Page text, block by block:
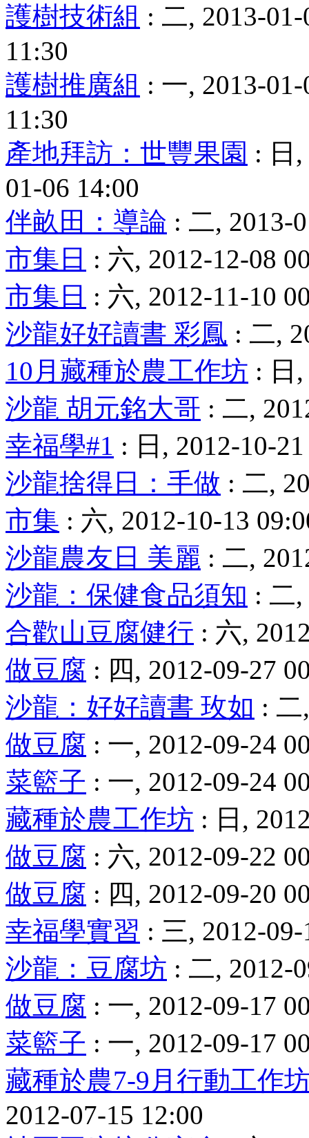
護樹技術組 : 二, 2013-
11:30
護樹推廣組 : 一, 2013-
11:30
產地拜訪：世豐果園 : 日
01-06 14:00
伴畝田：導論 : 二, 2013-
市集日 : 六, 2012-12-08
市集日 : 六, 2012-11-10
沙龍好好讀書 彩鳳 : 二,
10月藏種於農工作坊 : 日
沙龍 胡元銘大哥 : 二,
幸福學#1 : 日, 2012-10-
沙龍捨得日：手做 : 二,
市集 : 六, 2012-10-13
沙龍農友日 美麗 : 二,
沙龍：保健食品須知 : 二,
合歡山豆腐健行 : 六,
做豆腐 : 四, 2012-09-27
沙龍：好好讀書 玫如 : 二
做豆腐 : 一, 2012-09-24
菜籃子 : 一, 2012-09-24
藏種於農工作坊 : 日,
做豆腐 : 六, 2012-09-22
做豆腐 : 四, 2012-09-20
幸福學實習 : 三, 2012-
沙龍：豆腐坊 : 二, 2012-
做豆腐 : 一, 2012-09-17
菜籃子 : 一, 2012-09-17
藏種於農7-9月行動工作
2012-07-15 12:00